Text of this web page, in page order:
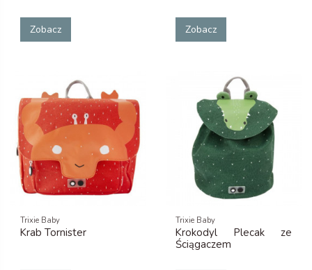
Zobacz Zobacz
Trixie Baby
Krab Tornister
Trixie Baby
Krokodyl Plecak ze
Ściągaczem